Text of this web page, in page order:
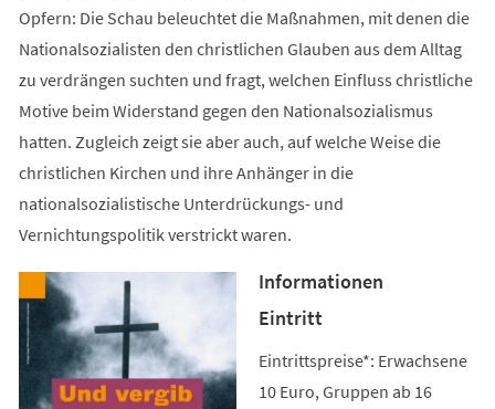
Opfern: Die Schau beleuchtet die Maßnahmen, mit denen die
Nationalsozialisten den christlichen Glauben aus dem Alltag
zu verdrängen suchten und fragt, welchen Einfluss christliche
Motive beim Widerstand gegen den Nationalsozialismus
hatten. Zugleich zeigt sie aber auch, auf welche Weise die
christlichen Kirchen und ihre Anhänger in die
nationalsozialistische Unterdrückungs- und
Vernichtungspolitik verstrickt waren.
Informationen
Eintritt
Eintrittspreise*: Erwachsene
10 Euro, Gruppen ab 16